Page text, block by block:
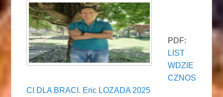
PDF:
LIST
WDZIE
CZNOS
CI DLA BRACI. Eric LOZADA 2025